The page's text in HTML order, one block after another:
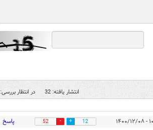
انتشار یافته: 32 در انتظار بررسی: 0
۰۸ 12
52 پاسخ